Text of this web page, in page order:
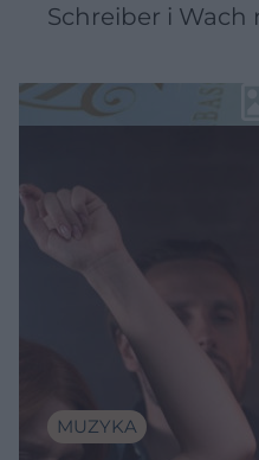
Schreiber i Wach
MUZYKA